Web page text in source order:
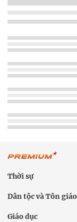
Thời sự
Dân tộc và Tôn giáo
Giáo dục